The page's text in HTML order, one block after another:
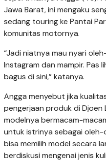
Jawa Barat, ini mengaku
sedang touring ke Pantai
komunitas motornya.
“Jadi niatnya mau nyari
Instagram dan mampir.
bagus di sini,” katanya.
Angga menyebut jika
pengerjaan produk di
modelnya bermacam-
untuk istrinya sebagai oleh-
bisa memilih model secara
berdiskusi mengenai jenis